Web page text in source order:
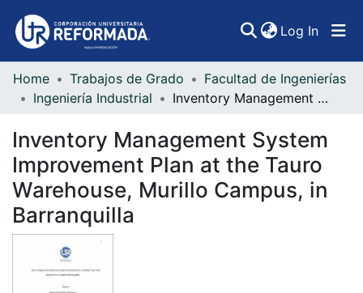
Log In
Communities & Collections
Statistics
Home Trabajos de Grado
Facultad de Ingenierías
Ingeniería Industrial
Inventory Management System Improvement Plan at the Tauro Warehouse, Murillo Campus, in Barranquilla
Inventory Management System
Improvement Plan at the Tauro
Warehouse, Murillo Campus, in
Barranquilla